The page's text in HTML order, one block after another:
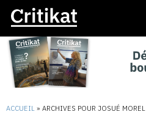
ACCUEIL » ARCHIVES POUR JOSUÉ MOREL